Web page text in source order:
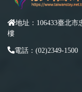
地址：106433臺北市
樓
電話：(02)2349-1500